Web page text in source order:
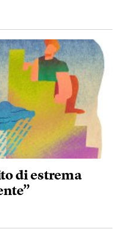
di estrema